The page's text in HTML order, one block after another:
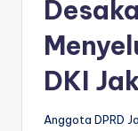
DKI
Anggota DPRD